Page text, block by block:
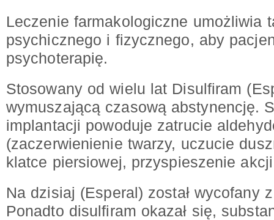
Leczenie farmakologiczne umożliwia
psychicznego i fizycznego, aby
psychoterapię.
Stosowany od wielu lat Disulfiram
wymuszającą czasową abstynencję.
implantacji powoduje zatrucie
(zaczerwienienie twarzy, uczucie
klatce piersiowej, przyspieszenie
Na dzisiaj (Esperal) został wycofany
Ponadto disulfiram okazał się,